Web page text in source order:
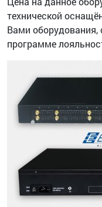
технической
Вами оборудования,
программе